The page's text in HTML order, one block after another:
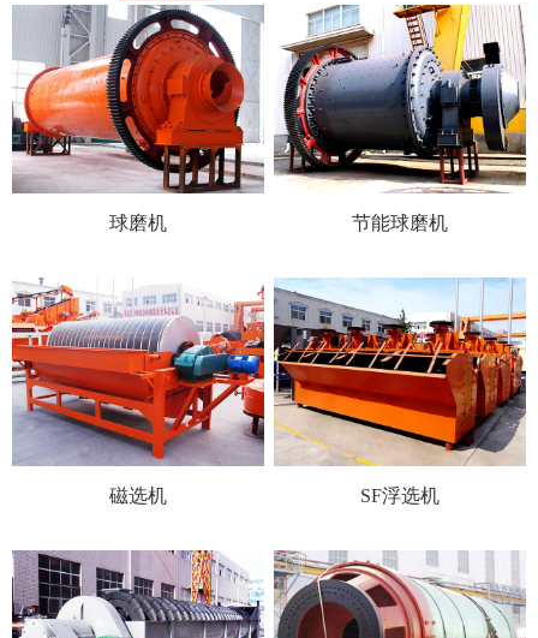
球磨机 节能球磨机
磁选机 SF浮选机